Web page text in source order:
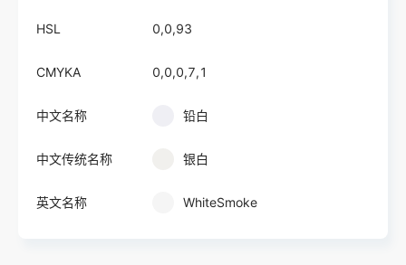
HSL 0,0,93
CMYKA 0,0,0,7,1
中文名称 铅白
中文传统名称 银白
英文名称 WhiteSmoke